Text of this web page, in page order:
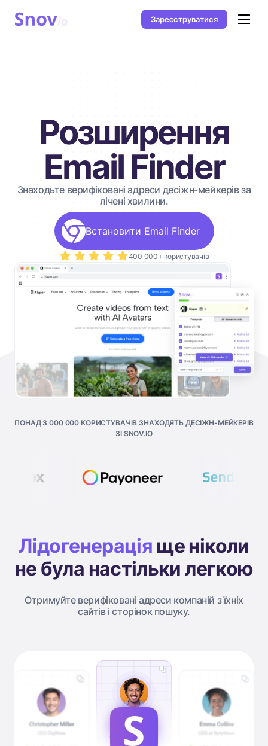
Зареєструватися
Розширення
Email Finder
Знаходьте верифіковані адреси десіжн-мейкерів за
лічені хвилини.
Встановити Email Finder
400 000+ користувачів
ПОНАД 3 000 000 КОРИСТУВАЧІВ ЗНАХОДЯТЬ ДЕСІЖН-МЕЙКЕРІВ
ЗІ SNOV.IO
Лідогенерація ще ніколи
не була настільки легкою
Отримуйте верифіковані адреси компаній з їхніх
сайтів і сторінок пошуку.